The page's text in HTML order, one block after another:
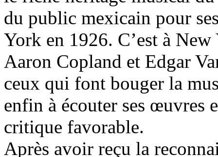
du public mexicain pour
York en 1926. C’est à
Aaron Copland et Edgar
ceux qui font bouger la
enfin à écouter ses œuvres
critique favorable.
Après avoir reçu la